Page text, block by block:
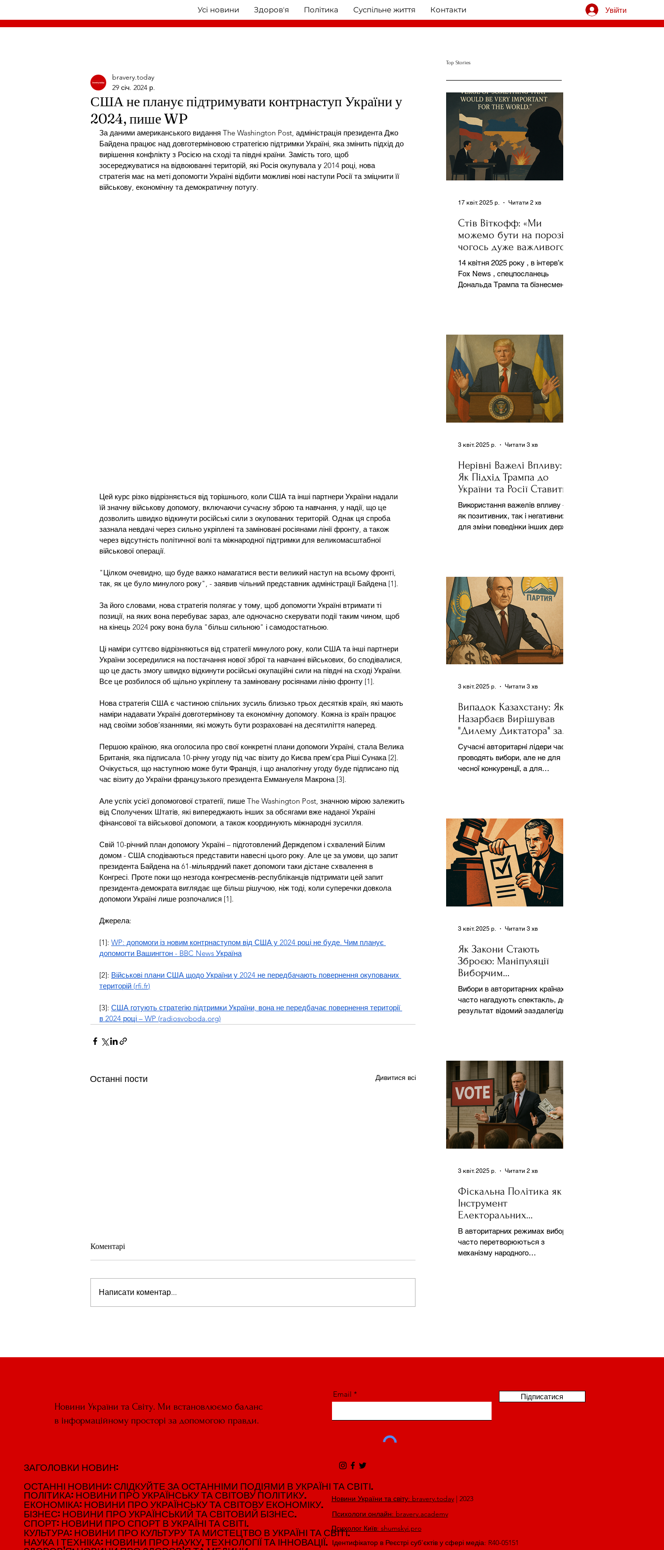
Усі новини Здоровʼя Політика Суспільне життя Контакти Увійти
США не планує підтримувати контрнаступ України у
2024, пише WP
bravery.today
29 січ. 2024 р.
За даними американського видання The Washington Post, адміністрація президента Джо
Байдена працює над довготерміновою стратегією підтримки Україні, яка змінить підхід до
вирішення конфлікту з Росією на сході та півдні країни. Замість того, щоб
зосереджуватися на відвоюванні територій, які Росія окупувала у 2014 році, нова
стратегія має на меті допомогти Україні відбити можливі нові наступи Росії та зміцнити її
військову, економічну та демократичну потугу.
Цей курс різко відрізняється від торішнього, коли США та інші партнери України надали
їй значну військову допомогу, включаючи сучасну зброю та навчання, у надії, що це
дозволить швидко відкинути російські сили з окупованих територій. Однак ця спроба
зазнала невдачі через сильно укріплені та заміновані росіянами лінії фронту, а також
через відсутність політичної волі та міжнародної підтримки для великомасштабної
військової операції.
"Цілком очевидно, що буде важко намагатися вести великий наступ на всьому фронті,
так, як це було минулого року", - заявив чільний представник адміністрації Байдена [1].
За його словами, нова стратегія полягає у тому, щоб допомогти Україні втримати ті
позиції, на яких вона перебуває зараз, але одночасно скерувати події таким чином, щоб
на кінець 2024 року вона була "більш сильною" і самодостатньою.
Ці наміри суттєво відрізняються від стратегії минулого року, коли США та інші партнери
України зосередилися на постачання нової зброї та навчанні військових, бо сподівалися,
що це дасть змогу швидко відкинути російські окупаційні сили на півдні на сході України.
Все це розбилося об щільно укріплену та заміновану росіянами лінію фронту [1].
Нова стратегія США є частиною спільних зусиль близько трьох десятків країн, які мають
наміри надавати Україні довготермінову та економічну допомогу. Кожна із країн працює
над своїми зобов’язаннями, які можуть бути розраховані на десятиліття наперед.
Першою країною, яка оголосила про свої конкретні плани допомоги Україні, стала Велика
Британія, яка підписала 10-річну угоду під час візиту до Києва прем’єра Ріші Сунака [2].
Очікується, що наступною може бути Франція, і що аналогічну угоду буде підписано під
час візиту до України французького президента Еммануеля Макрона [3].
Але успіх усієї допомогової стратегії, пише The Washington Post, значною мірою залежить
від Сполучених Штатів, які випереджають інших за обсягами вже наданої Україні
фінансової та військової допомоги, а також координують міжнародні зусилля.
Свій 10-річний план допомогу Україні – підготовлений Держдепом і схвалений Білим
домом - США сподіваються представити навесні цього року. Але це за умови, що запит
президента Байдена на 61-мільярдний пакет допомоги таки дістане схвалення в
Конгресі. Проте поки що незгода конгресменів-республіканців підтримати цей запит
президента-демократа виглядає ще більш рішучою, ніж тоді, коли суперечки довкола
допомоги Україні лише розпочалися [1].
Джерела:
[1]: WP: допомоги із новим контрнаступом від США у 2024 році не буде. Чим планує
допомогти Вашингтон - BBC News Україна
[2]: Військові плани США щодо України у 2024 не передбачають повернення окупованих
територій (rfi.fr)
[3]: США готують стратегію підтримки України, вона не передбачає повернення території
в 2024 році – WP (radiosvoboda.org)
Останні пости Дивитися всі
Коментарі
Написати коментар...
Top Stories
Стів Віткофф: «Ми
можемо бути на порозі
чогось дуже важливого
для світу» — але що це
означає?
14 квітня 2025 року , в інтерв’ю на
Fox News , спецпосланець
Дональда Трампа та бізнесмен
17 квіт. 2025 р. Читати 2 хв
Нерівні Важелі Впливу:
Як Підхід Трампа до
України та Росії Ставить
під Сумнів Американську
Держполітику
Використання важелів впливу –
як позитивних, так і негативних –
для зміни поведінки інших держав
3 квіт. 2025 р. Читати 3 хв
Випадок Казахстану: Як
Назарбаєв Вирішував
"Дилему Диктатора" за
Допомогою Ресурсів та
Партії
Сучасні авторитарні лідери часто
проводять вибори, але не для
чесної конкуренції, а для
3 квіт. 2025 р. Читати 3 хв
Як Закони Стають
Зброєю: Маніпуляції
Виборчим
Законодавством в
Автократіях
Вибори в авторитарних країнах
часто нагадують спектакль, де
результат відомий заздалегідь.
3 квіт. 2025 р. Читати 3 хв
Фіскальна Політика як
Інструмент
Електоральних
Маніпуляцій в
Автократіях
В авторитарних режимах вибори
часто перетворюються з
механізму народного
3 квіт. 2025 р. Читати 2 хв
Новини України та Світу. Ми встановлюємо баланс
в інформаційному просторі за допомогою правди.
ЗАГОЛОВКИ НОВИН:
ОСТАННІ НОВИНИ: СЛІДКУЙТЕ ЗА ОСТАННІМИ ПОДІЯМИ В УКРАЇНІ ТА СВІТІ.
ПОЛІТИКА: НОВИНИ ПРО УКРАЇНСЬКУ ТА СВІТОВУ ПОЛІТИКУ.
ЕКОНОМІКА: НОВИНИ ПРО УКРАЇНСЬКУ ТА СВІТОВУ ЕКОНОМІКУ.
БІЗНЕС: НОВИНИ ПРО УКРАЇНСЬКИЙ ТА СВІТОВИЙ БІЗНЕС.
СПОРТ: НОВИНИ ПРО СПОРТ В УКРАЇНІ ТА СВІТІ.
КУЛЬТУРА: НОВИНИ ПРО КУЛЬТУРУ ТА МИСТЕЦТВО В УКРАЇНІ ТА СВІТІ.
НАУКА І ТЕХНІКА: НОВИНИ ПРО НАУКУ, ТЕХНОЛОГІЇ ТА ІННОВАЦІЇ.
ЗАГОЛОВКИ НОВИН:
ОСТАННІ НОВИНИ: СЛІДКУЙТЕ ЗА ОСТАННІМИ ПОДІЯМИ В УКРАЇНІ ТА СВІТІ.
ПОЛІТИКА: НОВИНИ ПРО УКРАЇНСЬКУ ТА СВІТОВУ ПОЛІТИКУ.
ЕКОНОМІКА: НОВИНИ ПРО УКРАЇНСЬКУ ТА СВІТОВУ ЕКОНОМІКУ.
БІЗНЕС: НОВИНИ ПРО УКРАЇНСЬКИЙ ТА СВІТОВИЙ БІЗНЕС.
СПОРТ: НОВИНИ ПРО СПОРТ В УКРАЇНІ ТА СВІТІ.
КУЛЬТУРА: НОВИНИ ПРО КУЛЬТУРУ ТА МИСТЕЦТВО В УКРАЇНІ ТА СВІТІ.
НАУКА І ТЕХНІКА: НОВИНИ ПРО НАУКУ, ТЕХНОЛОГІЇ ТА ІННОВАЦІЇ.
Email Підписатися
Новини України та світу: bravery.today| 2023
Психологи онлайн: bravery.academy
Психолог Київ: shumskyi.pro
Ідентифікатор в Реєстрі суб’єктів у сфері медіа: R40-05151